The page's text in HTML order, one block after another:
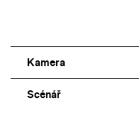
Kamera
Scénář